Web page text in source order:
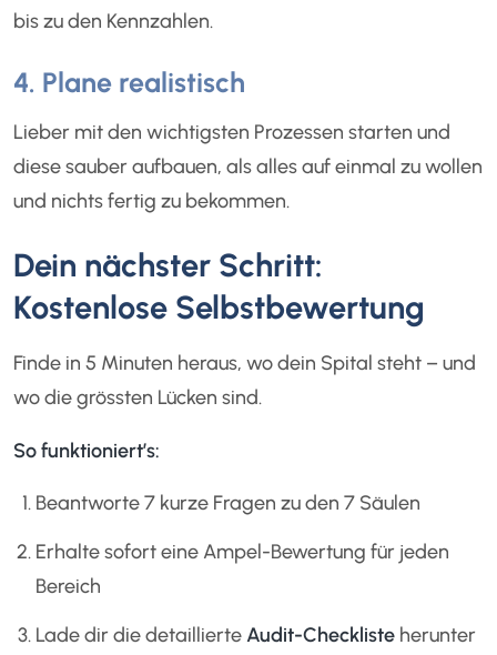
bis zu den Kennzahlen.
4. Plane realistisch
Lieber mit den wichtigsten Prozessen starten und
diese sauber aufbauen, als alles auf einmal zu wollen
und nichts fertig zu bekommen.
Dein nächster Schritt:
Kostenlose Selbstbewertung
Finde in 5 Minuten heraus, wo dein Spital steht – und
wo die grössten Lücken sind.
So funktioniert’s:
Beantworte 7 kurze Fragen zu den 7 Säulen
Erhalte sofort eine Ampel-Bewertung für jeden
Bereich
Lade dir die detaillierte Audit-Checklisteherunter